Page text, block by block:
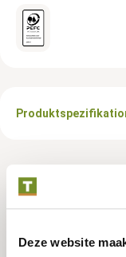
Deze website
Douglasie